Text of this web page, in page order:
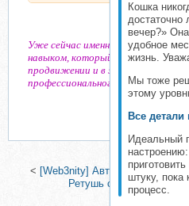
Кошка
достаточно
вечер?»
удобное
жизнь.
Мы тоже
этому
Все
Идеальный
штуку, пока
процесс.
Уже сейчас именно работа с
навыком, который открывает
продвижении и в жизни. А в 2025
профессионального «выживания».
< [Web3nity] Автоматизация
Ретушь с помощью